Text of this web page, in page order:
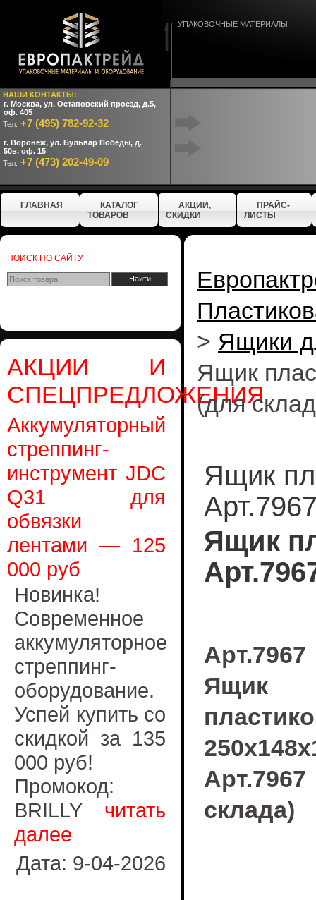
НАШИ КОНТАКТЫ:
г. Москва, ул. Остаповский проезд, д.5,
оф. 405
Тел. +7 (495) 782-92-32
г. Воронеж, ул. Бульвар Победы, д.
50в, оф. 15
Тел. +7 (473) 202-49-09
УПАКОВОЧНЫЕ МАТЕРИАЛЫ
ГЛАВНАЯ
КАТАЛОГ
ТОВАРОВ
АКЦИИ,
СКИДКИ
ПРАЙС-
ЛИСТЫ
ПОИСК ПО САЙТУ
АКЦИИ И
СПЕЦПРЕДЛОЖЕНИЯ
Аккумуляторный
стреппинг-
инструмент JDC
Q31 для
обвязки
лентами — 125
000 руб
Новинка!
Современное
аккумуляторное
стреппинг-
оборудование.
Успей купить со
скидкой за 135
000 руб!
Промокод:
BRILLY читать
далее
Дата: 9-04-2026
> Ящики
Ящик
(для
Ящик
Ящик
Арт.7967
Ящик
склада)